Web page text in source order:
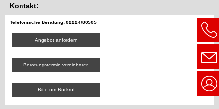
Kontakt:
Telefonische Beratung: 02224/80505
Angebot anfordern
Beratungstermin vereinbaren
Bitte um Rückruf